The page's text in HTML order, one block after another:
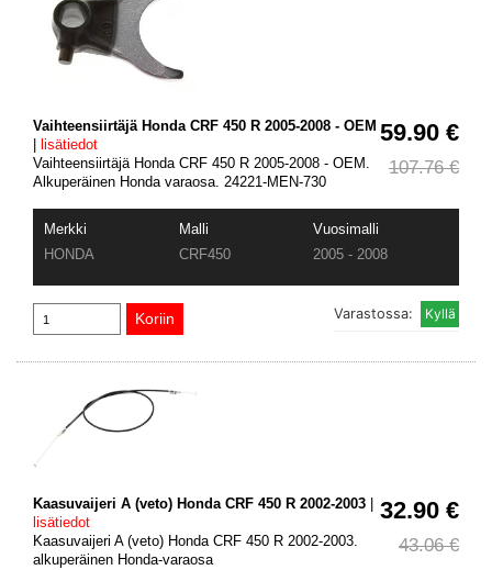
59.90 €
107.76 €
Vaihteensiirtäjä Honda CRF 450 R 2005-2008 - OEM
lisätiedot
Vaihteensiirtäjä Honda CRF 450 R 2005-2008 - OEM.
Alkuperäinen Honda varaosa. 24221-MEN-730
Merkki Malli
Vuosimalli
HONDA
CRF450 2005 - 2008
Varastossa:
32.90 €
43.06 €
Kaasuvaijeri A (veto) Honda CRF 450 R 2002-2003
lisätiedot
Kaasuvaijeri A (veto) Honda CRF 450 R 2002-2003.
alkuperäinen Honda-varaosa